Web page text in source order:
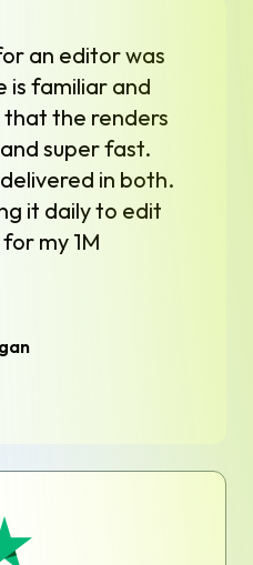
an editor was
familiar and
the renders
super fast.
in both.
it daily to edit
my 1M